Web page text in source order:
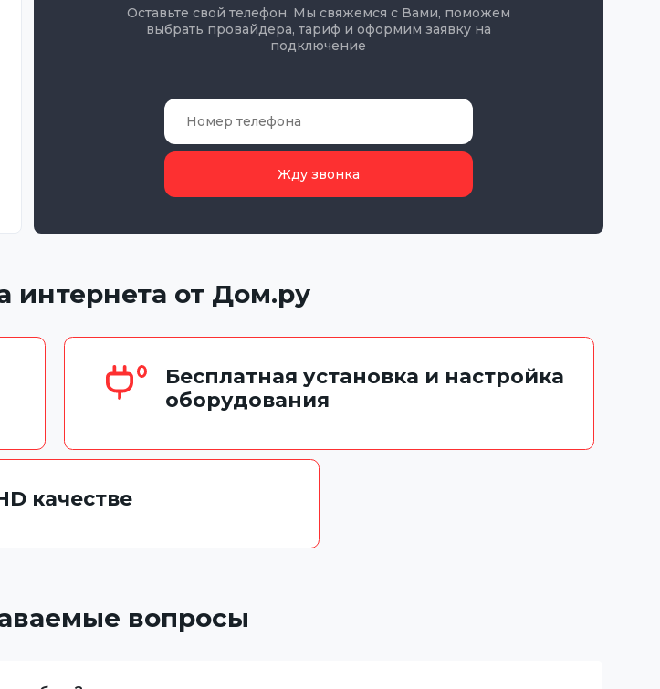
Оставьте свой телефон. Мы свяжемся с Вами, поможем
выбрать провайдера, тариф и оформим заявку на
подключение
Жду звонка
интернета от Дом.ру
Бесплатная установка и настройка
оборудования
качестве
вопросы